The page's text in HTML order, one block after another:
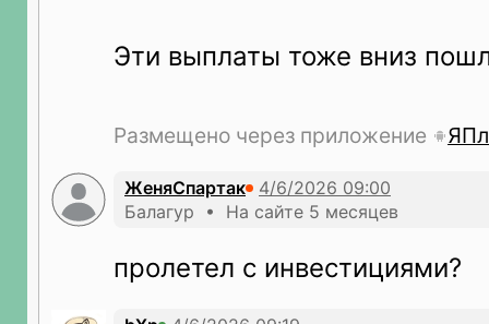
Эти выплаты тоже вниз
Размещено через приложение
ЖеняСпартак
Балагур • На сайте 5 месяцев
пролетел с инвестициями?